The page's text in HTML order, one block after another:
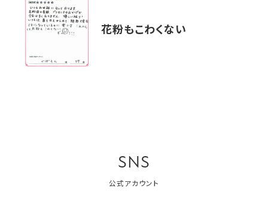
花粉もこわくない
SNS
公式アカウント